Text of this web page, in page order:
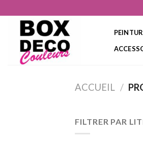
to
content
ACCUEIL /
FILTRER PAR